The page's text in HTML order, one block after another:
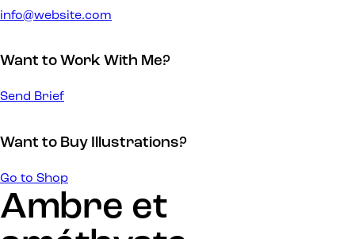
info@website.com
Want to Work With Me?
Send Brief
Want to Buy Illustrations?
Go to Shop
Ambre et